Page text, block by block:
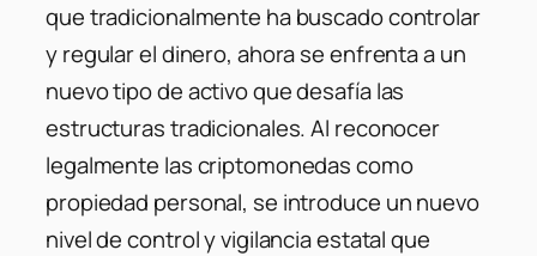
que tradicionalmente ha buscado controlar
y regular el dinero, ahora se enfrenta a un
nuevo tipo de activo que desafía las
estructuras tradicionales. Al reconocer
legalmente las criptomonedas como
propiedad personal, se introduce un nuevo
nivel de control y vigilancia estatal que